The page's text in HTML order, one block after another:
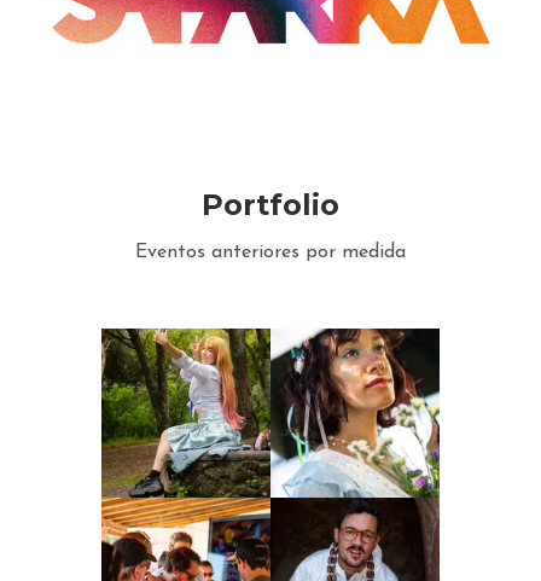
Portfolio
Eventos anteriores por medida